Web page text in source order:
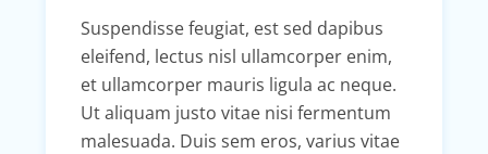
Suspendisse feugiat, est sed dapibus
eleifend, lectus nisl ullamcorper enim,
et ullamcorper mauris ligula ac neque.
Ut aliquam justo vitae nisi fermentum
malesuada. Duis sem eros, varius vitae